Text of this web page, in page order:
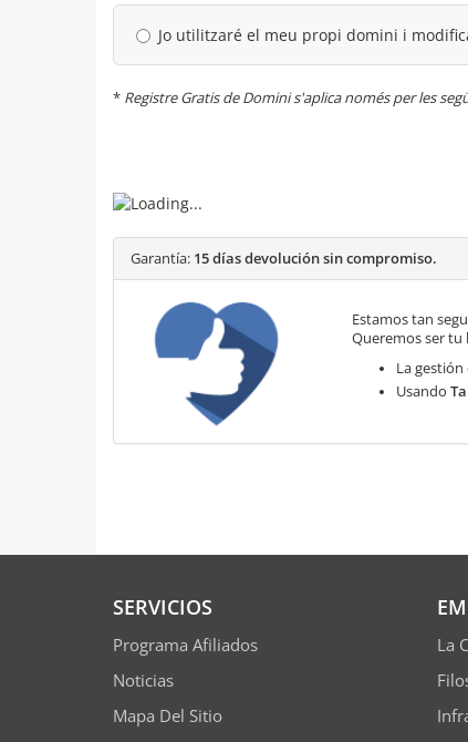
Jo utilitzaré el meu propi domini i
* Registre Gratis de Domini s'aplica només per les
Garantía: 15 días devolución sin compromiso.
Estamos tan
Queremos ser tu
La
Usando
SERVICIOS
Programa Afiliados
Noticias
Mapa Del Sitio
La